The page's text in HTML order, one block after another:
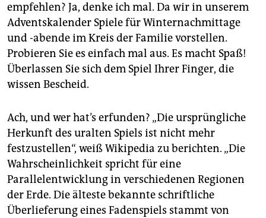
empfehlen? Ja, denke ich mal. Da wir in unserem
Adventskalender Spiele für Winternachmittage
und -abende im Kreis der Familie vorstellen.
Probieren Sie es einfach mal aus. Es macht Spaß!
Überlassen Sie sich dem Spiel Ihrer Finger, die
wissen Bescheid.
Ach, und wer hat’s erfunden? „Die ursprüngliche
Herkunft des uralten Spiels ist nicht mehr
festzustellen“, weiß Wikipedia zu berichten. „Die
Wahrscheinlichkeit spricht für eine
Parallelentwicklung in verschiedenen Regionen
der Erde. Die älteste bekannte schriftliche
Überlieferung eines Fadenspiels stammt von